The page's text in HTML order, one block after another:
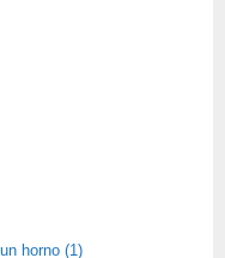
horno (1)